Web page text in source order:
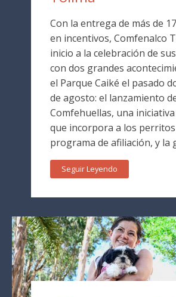
Con la entrega de más de
en incentivos, Comfenalco
inicio a la celebración de
con dos grandes
el Parque Caiké el pasado
de agosto: el lanzamiento
Comfehuellas, una
que incorpora a los
programa de afiliación, y la
Seguir Leyendo